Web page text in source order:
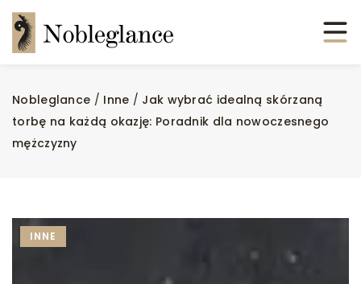
Nobleglance / Inne / Jak wybrać idealną skórzaną
torbę na każdą okazję: Poradnik dla nowoczesnego
mężczyzny
INNE